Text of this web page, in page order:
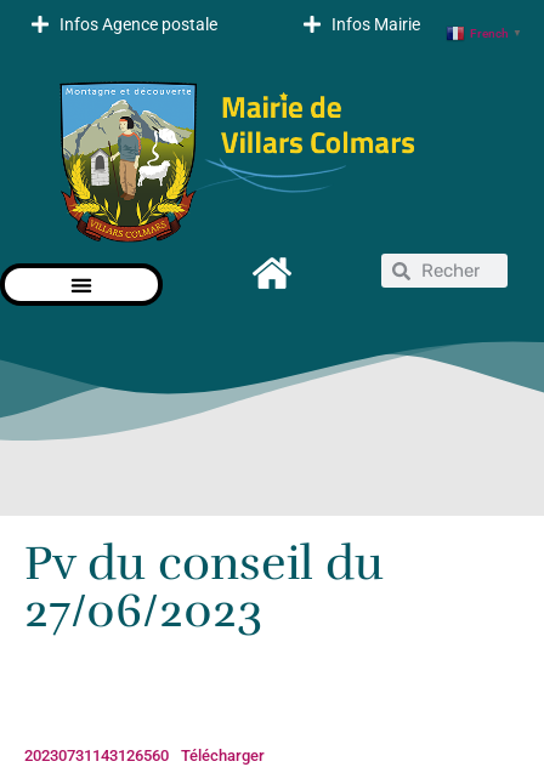
Infos Agence postale Infos Mairie
Accueil Actualités » Pv du conseil du 27/06/2023
Pv du conseil du
27/06/2023
20230731143126560 Télécharger
French ▼